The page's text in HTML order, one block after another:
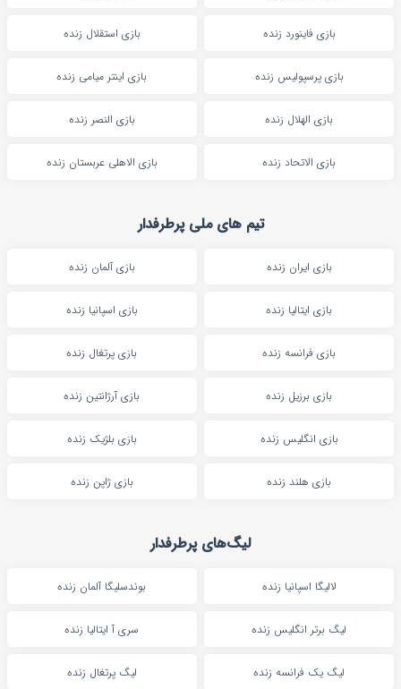
بازی فاینورد زنده بازی استقلال زنده
بازی پرسپولیس زنده بازی اینتر میامی زنده
بازی الهلال زنده بازی النصر زنده
بازی الاتحاد زنده بازی الاهلی عربستان زنده
تیم های ملی پرطرفدار
بازی ایران زنده بازی آلمان زنده
بازی ایتالیا زنده بازی اسپانیا زنده
بازی فرانسه زنده بازی پرتغال زنده
بازی برزیل زنده بازی آرژانتین زنده
بازی انگلیس زنده بازی بلژیک زنده
بازی هلند زنده بازی ژاپن زنده
لیگ‌های پرطرفدار
لالیگا اسپانیا زنده بوندسلیگا آلمان زنده
لیگ برتر انگلیس زنده سری آ ایتالیا زنده
لیگ یک فرانسه زنده لیگ پرتغال زنده